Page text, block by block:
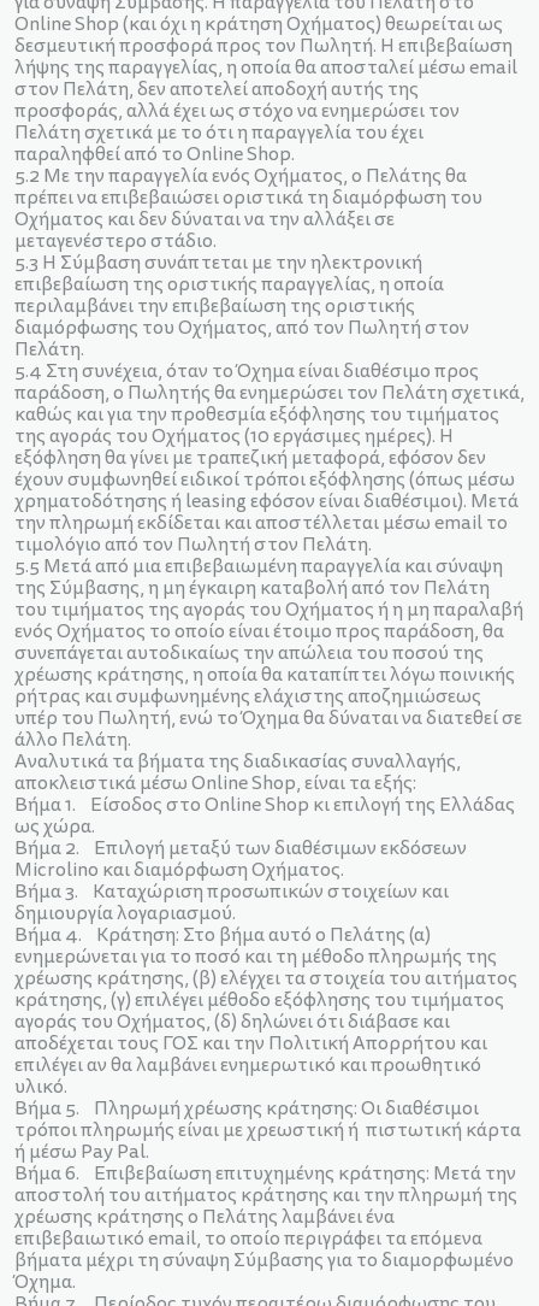
Online Shop (και όχι η κράτηση Οχήματος) θεωρείται ως
δεσμευτική προσφορά προς τον Πωλητή. Η επιβεβαίωση
λήψης της παραγγελίας, η οποία θα αποσταλεί μέσω email
στον Πελάτη, δεν αποτελεί αποδοχή αυτής της
προσφοράς, αλλά έχει ως στόχο να ενημερώσει τον
Πελάτη σχετικά με το ότι η παραγγελία του έχει
παραληφθεί από το Online Shop.
5.2 Με την παραγγελία ενός Οχήματος, ο Πελάτης θα
πρέπει να επιβεβαιώσει οριστικά τη διαμόρφωση του
Οχήματος και δεν δύναται να την αλλάξει σε
μεταγενέστερο στάδιο.
5.3 Η Σύμβαση συνάπτεται με την ηλεκτρονική
επιβεβαίωση της οριστικής παραγγελίας, η οποία
περιλαμβάνει την επιβεβαίωση της οριστικής
διαμόρφωσης του Οχήματος, από τον Πωλητή στον
Πελάτη.
5.4 Στη συνέχεια, όταν το Όχημα είναι διαθέσιμο προς
παράδοση, ο Πωλητής θα ενημερώσει τον Πελάτη σχετικά,
καθώς και για την προθεσμία εξόφλησης του τιμήματος
της αγοράς του Οχήματος (10 εργάσιμες ημέρες). Η
εξόφληση θα γίνει με τραπεζική μεταφορά, εφόσον δεν
έχουν συμφωνηθεί ειδικοί τρόποι εξόφλησης (όπως μέσω
χρηματοδότησης ή leasing εφόσον είναι διαθέσιμοι). Μετά
την πληρωμή εκδίδεται και αποστέλλεται μέσω email το
τιμολόγιο από τον Πωλητή στον Πελάτη.
5.5 Μετά από μια επιβεβαιωμένη παραγγελία και σύναψη
της Σύμβασης, η μη έγκαιρη καταβολή από τον Πελάτη
του τιμήματος της αγοράς του Οχήματος ή η μη παραλαβή
ενός Οχήματος το οποίο είναι έτοιμο προς παράδοση, θα
συνεπάγεται αυτοδικαίως την απώλεια του ποσού της
χρέωσης κράτησης, η οποία θα καταπίπτει λόγω ποινικής
ρήτρας και συμφωνημένης ελάχιστης αποζημιώσεως
υπέρ του Πωλητή, ενώ το Όχημα θα δύναται να διατεθεί σε
άλλο Πελάτη.
Αναλυτικά τα βήματα της διαδικασίας συναλλαγής,
αποκλειστικά μέσω Online Shop, είναι τα εξής:
Bήμα 1. Είσοδος στο Online Shop κι επιλογή της Ελλάδας
ως χώρα.
Bήμα 2. Επιλογή μεταξύ των διαθέσιμων εκδόσεων
Microlino και διαμόρφωση Οχήματος.
Bήμα 3. Καταχώριση προσωπικών στοιχείων και
δημιουργία λογαριασμού.
Bήμα 4. Κράτηση: Στο βήμα αυτό o Πελάτης (α)
ενημερώνεται για το ποσό και τη μέθοδο πληρωμής της
χρέωσης κράτησης, (β) ελέγχει τα στοιχεία του αιτήματος
κράτησης, (γ) επιλέγει μέθοδο εξόφλησης του τιμήματος
αγοράς του Οχήματος, (δ) δηλώνει ότι διάβασε και
αποδέχεται τους ΓΟΣ και την Πολιτική Απορρήτου και
επιλέγει αν θα λαμβάνει ενημερωτικό και προωθητικό
υλικό.
Bήμα 5. Πληρωμή χρέωσης κράτησης: Οι διαθέσιμοι
τρόποι πληρωμής είναι με χρεωστική ή πιστωτική κάρτα
ή μέσω Pay Pal.
Bήμα 6. Επιβεβαίωση επιτυχημένης κράτησης: Μετά την
αποστολή του αιτήματος κράτησης και την πληρωμή της
χρέωσης κράτησης ο Πελάτης λαμβάνει ένα
επιβεβαιωτικό email, το οποίο περιγράφει τα επόμενα
βήματα μέχρι τη σύναψη Σύμβασης για το διαμορφωμένο
Όχημα.